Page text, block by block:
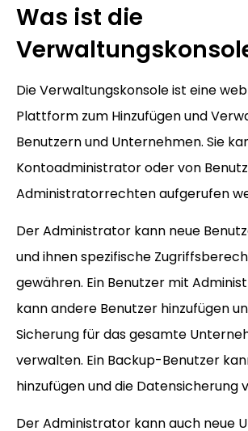
Was ist die
Die Verwaltungskonsole ist eine
Plattform zum Hinzufügen und
Benutzern und Unternehmen. Sie
Kontoadministrator oder von
Administratorrechten aufgerufen
Der Administrator kann neue
und ihnen spezifische
gewähren. Ein Benutzer mit
kann andere Benutzer hinzufügen
Sicherung für das gesamte
verwalten. Ein Backup-Benutzer
hinzufügen und die Datensicherung
Der Administrator kann auch neue